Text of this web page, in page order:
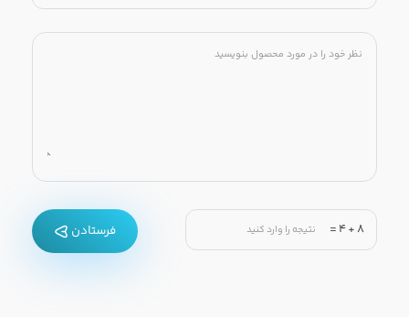
8
+
4
= فرستادن